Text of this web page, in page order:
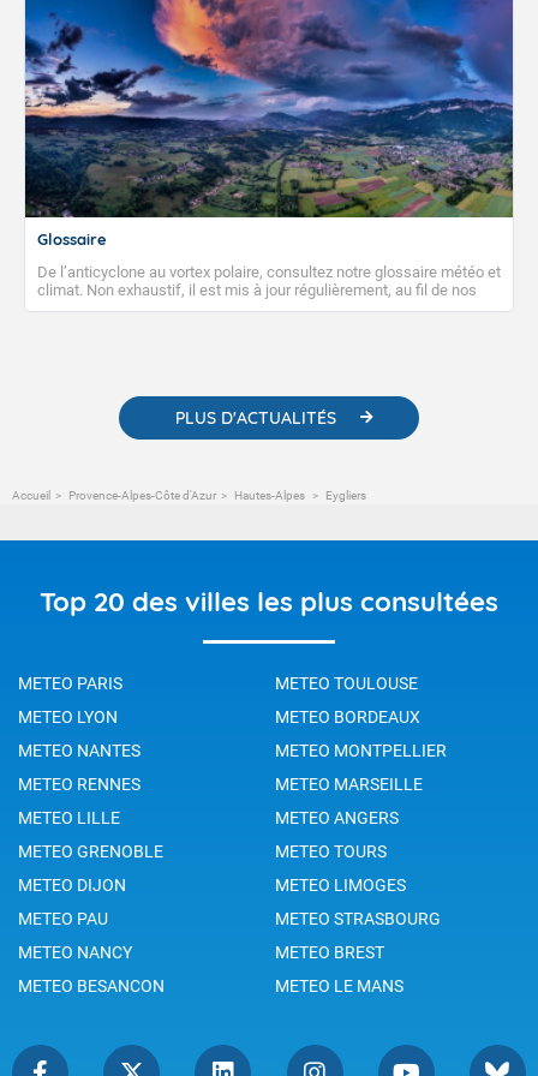
Glossaire
De l’anticyclone au vortex polaire, consultez notre glossaire météo et
climat. Non exhaustif, il est mis à jour régulièrement, au fil de nos
publications. Vous y trouverez également des liens utiles vers nos
PLUS D'ACTUALITÉS
Accueil Provence-Alpes-Côte d'Azur Hautes-Alpes Eygliers
Top 20 des villes les plus consultées
METEO PARIS
METEO TOULOUSE
METEO LYON
METEO BORDEAUX
METEO NANTES
METEO MONTPELLIER
METEO RENNES
METEO MARSEILLE
METEO LILLE
METEO ANGERS
METEO GRENOBLE
METEO TOURS
METEO DIJON
METEO LIMOGES
METEO PAU
METEO STRASBOURG
METEO NANCY
METEO BREST
METEO BESANCON
METEO LE MANS